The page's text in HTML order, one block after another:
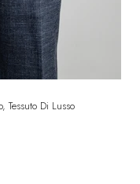
Tessuto Di Lusso